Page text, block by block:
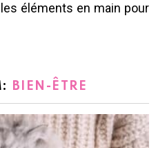
éléments en main pour
BIEN-ÊTRE